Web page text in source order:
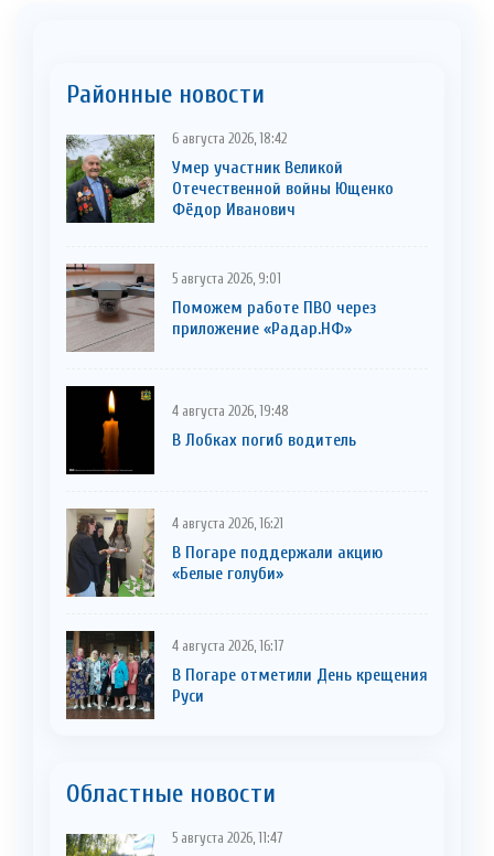
Районные новости
6 августа 2026, 18:42
Умер участник Великой
Отечественной войны Ющенко
Фёдор Иванович
5 августа 2026, 9:01
Поможем работе ПВО через
приложение «Радар.НФ»
4 августа 2026, 19:48
В Лобках погиб водитель
4 августа 2026, 16:21
В Погаре поддержали акцию
«Белые голуби»
4 августа 2026, 16:17
В Погаре отметили День крещения
Руси
Областные новости
5 августа 2026, 11:47